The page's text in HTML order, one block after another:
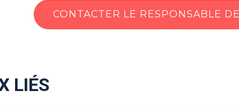
CONTACTER LE RESPONSABLE
LIÉS